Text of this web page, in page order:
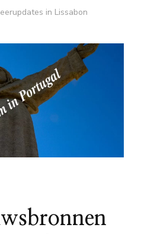
in Lissabon